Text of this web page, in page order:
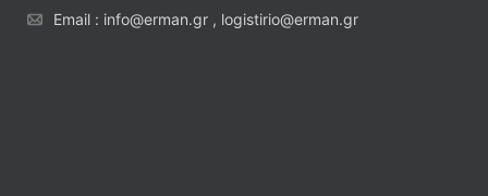
Email : info@erman.gr , logistirio@erman.gr